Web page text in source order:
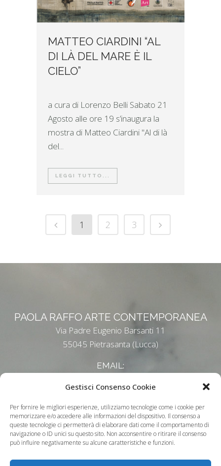
Gestisci Consenso Cookie
Per fornire le migliori esperienze, utilizziamo tecnologie come i cookie per
memorizzare e/o accedere alle informazioni del dispositivo. Il consenso a
queste tecnologie ci permetterà di elaborare dati come il comportamento di
navigazione o ID unici su questo sito. Non acconsentire o ritirare il consenso
può influire negativamente su alcune caratteristiche e funzioni.
MATTEO CIARDINI “AL
DI LÀ DEL MARE È IL
CIELO”
a cura di Lorenzo Belli Sabato 21
Agosto alle ore 19 s’inaugura la
mostra di Matteo Ciardini "Al di là
del...
LEGGI TUTTO...
1 2 3
PAOLA RAFFO ARTE CONTEMPORANEA
Via Padre Eugenio Barsanti 11
55045 Pietrasanta (Lucca)
EMAIL: